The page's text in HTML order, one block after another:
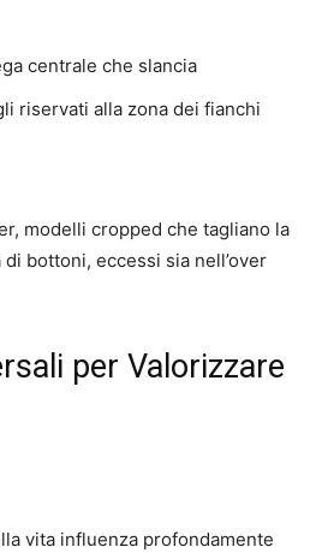
centrale che slancia
riservati alla zona dei fianchi
modelli cropped che tagliano la
bottoni, eccessi sia nell’over
per Valorizzare
vita influenza profondamente